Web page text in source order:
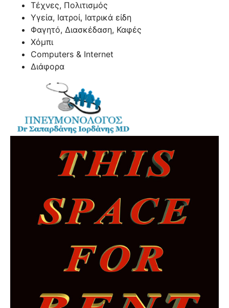
Τέχνες, Πολιτισμός
Υγεία, Ιατροί, Ιατρικά είδη
Φαγητό, Διασκέδαση, Καφές
Χόμπι
Computers & Internet
Διάφορα